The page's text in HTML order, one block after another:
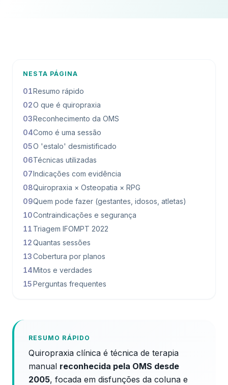
NESTA PÁGINA
01Resumo rápido
02O que é quiropraxia
03Reconhecimento da OMS
04Como é uma sessão
05O 'estalo' desmistificado
06Técnicas utilizadas
07Indicações com evidência
08Quiropraxia × Osteopatia × RPG
09Quem pode fazer (gestantes, idosos, atletas)
10Contraindicações e segurança
11 Triagem IFOMPT 2022
12Quantas sessões
13Cobertura por planos
14Mitos e verdades
15Perguntas frequentes
RESUMO RÁPIDO
Quiropraxia clínica é técnica de terapia
manual reconhecida pela OMS desde
2005, focada em disfunções da coluna e